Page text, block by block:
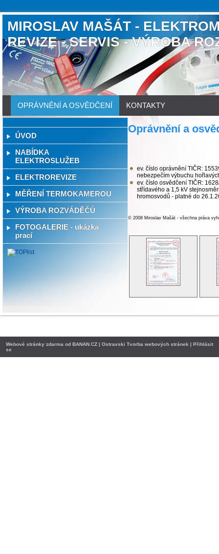
MIROSLAV MAŠÁT -
REVIZE - SERVIS - VÝROBA
OPRÁVNĚNÍ A OSVĚDČENÍ KONTAKTY
Oprávnění a
ev. číslo oprávnění TIČR:
nebezpečím výbuchu
ev. číslo osvědčení TIČR:
střídavého a 1,5 kV
hromosvodů - platné do
© 2008 Miroslav Mašát - všechna práva
ÚVOD
NABÍDKA
ELEKTROSLUŽEB
ELEKTROREVIZE
MĚŘENÍ TERMOKAMEROU
VÝROBA ROZVÁDĚČŮ
FOTOGALERIE - ukázka
prací
Webové stránky zdarma od BANAN.CZ | Ostravski Tvorba webových stránek | Přihlásit
se